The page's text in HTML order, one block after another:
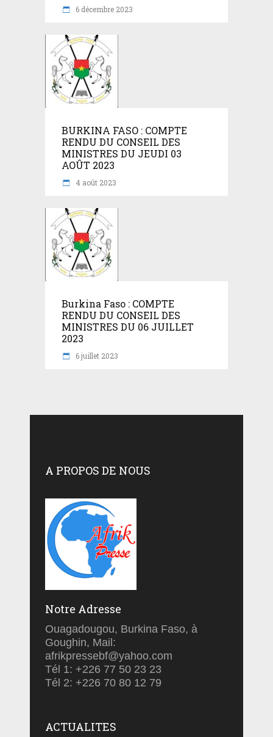
6 décembre 2023
BURKINA FASO : COMPTE
RENDU DU CONSEIL DES
MINISTRES DU JEUDI 03
AOÛT 2023
4 août 2023
Burkina Faso : COMPTE
RENDU DU CONSEIL DES
MINISTRES DU 06 JUILLET
2023
6 juillet 2023
A PROPOS DE NOUS
Notre Adresse
Ouagadougou, Burkina Faso, à
Goughin, Mail:
afrikpressebf@yahoo.com
Tél 1: +226 77 50 23 23
Tél 2: +226 70 80 12 79
ACTUALITES